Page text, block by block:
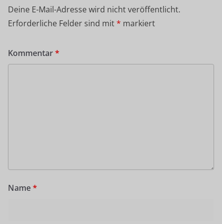
Deine E-Mail-Adresse wird nicht veröffentlicht.
Erforderliche Felder sind mit* markiert
Kommentar*
Name*